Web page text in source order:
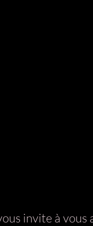
invite à vous